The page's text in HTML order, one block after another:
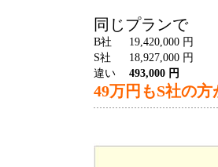
同じプランで
B社
19,420,000 円
S社
18,927,000 円
違い
493,000 円
49万円もS社の方